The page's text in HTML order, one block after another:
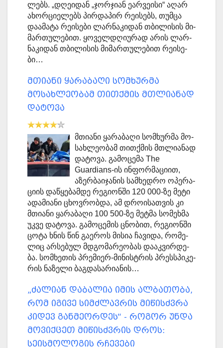
ლებს. „დღე­ი­დან „ჯორ­ჯი­ან ეარ­ვე­ი­სი“ აღარ
ახორ­ცი­ე­ლებს პირ­და­პირ რე­ი­სებს, თუმ­ცა
და­ა­მა­ტა რე­ი­სე­ბი ლარ­ნა­კი­დან თბი­ლი­სის მი­
მარ­თუ­ლე­ბით. ყო­ველ­დღი­უ­რად არის ლარ­
ნა­კი­დან თბი­ლი­სის მი­მარ­თუ­ლე­ბით რე­ი­სე­
ბი…
მთიანი ყარაბაღი სომხურმა
მოსახლეობამ თითქმის მთლიანად
დატოვა
მთი­ა­ნი ყა­რა­ბა­ღი სომ­ხურ­მა მო­
სახ­ლე­ო­ბამ თით­ქმის მთლი­ა­ნად
და­ტო­ვა. გა­მო­ცე­მა The
Guardians-ის ინ­ფორ­მა­ცი­ით,
აზერ­ბა­ი­ჯა­ნის სამ­ხედ­რო ოპე­რა­
ცი­ის და­წყე­ბამ­დე რე­გი­ონ­ში 120 000-ზე მეტი
ადა­მი­ა­ნი ცხოვ­რობ­და, ამ დრო­ი­სათ­ვის კი
მთი­ა­ნი ყა­რა­ბა­ღი 100 500-ზე მეტ­მა სო­მეხ­მა
უკვე და­ტო­ვა. გა­მო­ცე­მის ცნო­ბით, რე­გი­ონ­ში
ცოტა ხნის წინ გა­ე­როს მი­სია ჩა­ვი­და, რო­მე­
ლიც არ­სე­ბულ მდგო­მა­რე­ო­ბას და­აკ­ვირ­დე­
ბა. სომ­ხე­თის პრე­მი­ერ-მი­ნის­ტრის პრესს­პი­კე­
რის ნა­ზე­ლი ბაგ­და­სა­რი­ა­ნის…
„ძალიან დაბალია იმის ალბათობა,
რომ იგივე სიმძლავრის მიწისძვრა
კიდევ განმეორდეს“ - როგორ უნდა
მოვიქცეთ მიწისძვრის დროს:
სეისმოლოგის რჩევები